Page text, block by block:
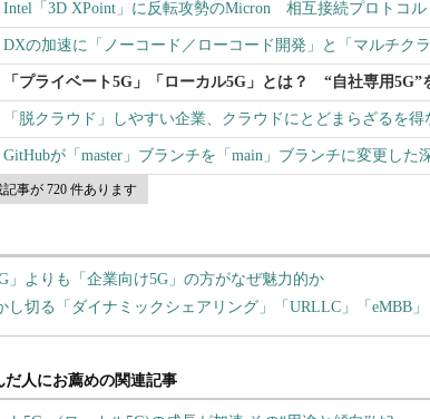
Intel「3D XPoint」に反転攻勢のMicron 相互接続プロトコル
DXの加速に「ノーコード／ローコード開発」と「マルチク
「プライベート5G」「ローカル5G」とは？ “自社専用5G”
「脱クラウド」しやすい企業、クラウドにとどまらざるを
GitHubが「master」ブランチを「main」ブランチに変更した
事が 720 件あります
」よりも「企業向け5G」の方がなぜ魅力的か
し切る「ダイナミックシェアリング」「URLLC」「eMBB」